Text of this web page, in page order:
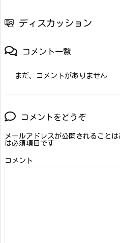
ディスカッション
コメント一覧
まだ、コメントがありません
コメントをどうぞ
メールアドレスが公開されることは
は必須項目です
コメント